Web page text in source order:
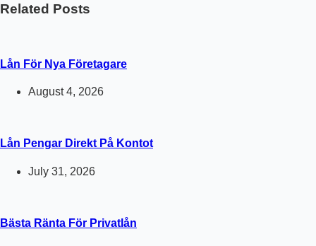
Related Posts
Lån För Nya Företagare
August 4, 2026
Lån Pengar Direkt På Kontot
July 31, 2026
Bästa Ränta För Privatlån